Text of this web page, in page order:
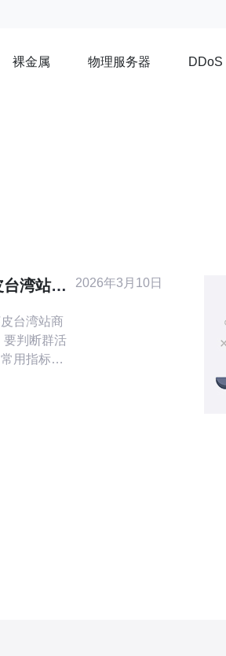
裸金属 物理服务器 DDoS
湾站商
台湾站商
要判断群活
用指标包
2026年3月10日